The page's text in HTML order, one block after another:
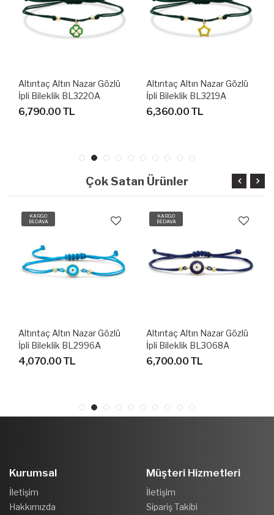
Altıntaç Altın Nazar Gözlü
İpli Bileklik BL3220A
6,790.00 TL
Altıntaç Altın Nazar Gözlü
İpli Bileklik BL3219A
6,360.00 TL
Çok Satan Ürünler
KARGO
BEDAVA
Altıntaç Altın Nazar Gözlü
İpli Bileklik BL2996A
4,070.00 TL
KARGO
BEDAVA
Altıntaç Altın Nazar Gözlü
İpli Bileklik BL3068A
6,700.00 TL
Kurumsal
İletişim
Hakkımızda
Müşteri Hizmetleri
İletişim
Sipariş Takibi